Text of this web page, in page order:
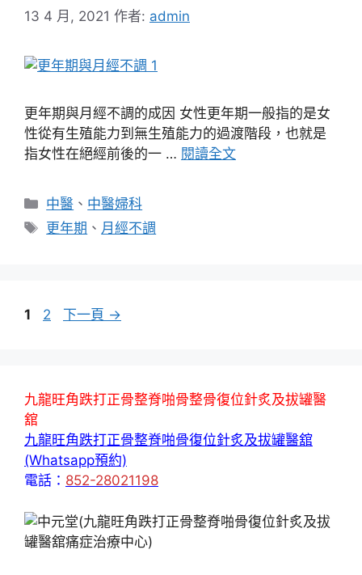
13 4 月, 2021 作者: admin
更年期與月經不調的成因 女性更年期一般指的是女
性從有生殖能力到無生殖能力的過渡階段，也就是
指女性在絕經前後的一 … 閱讀全文
分
類
中醫 、 中醫婦科
標
更年期 、 月經不調
頁
1
頁
2 下一頁 →
九龍旺角跌打正骨整脊啪骨整骨復位針炙及拔罐醫
舘
九龍旺角跌打正骨整脊啪骨復位針炙及拔罐醫舘
(Whatsapp預約)
電話： 852-28021198